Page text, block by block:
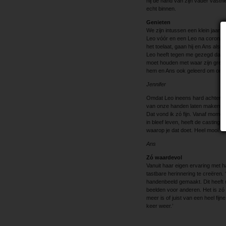
echt binnen.
Genieten
We zijn intussen een klein jaar
Leo vóór en een Leo na
het toelaat, gaan hij en Ans
Leo heeft tegen me gezegd dat
moet houden met waar zijn
hem en Ans ook geleerd om
Jennifer
Omdat Leo ineens hard
van onze handen laten maken
Dat vond ik zó fijn. Vanaf
in bleef leven, heeft de casting
waarop je dat doet. Heel mooi.
Ans
Zó waardevol
Vanuit haar eigen ervaring met
tastbare herinnering te creëren.
handenbeeld gemaakt. Dit
beelden voor anderen. Het is
meer is of juist van een heel
keer weer.’